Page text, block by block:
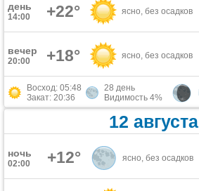
день
14:00 +22° ясно, без осадков
вечер
20:00 +18° ясно, без осадков
Восход: 05:48
Закат: 20:36
28 день
Видимость 4%
12 августа
ночь
02:00 +12° ясно, без осадков